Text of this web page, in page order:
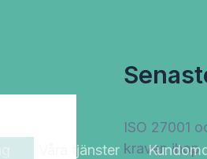
Våra tjänster
ISO 27001
kraven ihop